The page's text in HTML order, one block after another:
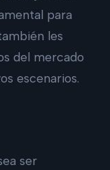
para
les
del mercado
escenarios.
ser